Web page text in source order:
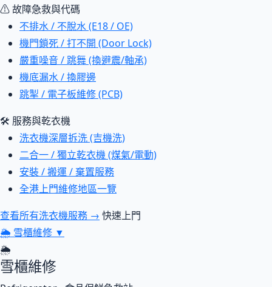
⚠ 故障急救與代碼
不排水 / 不脫水 (E18 / OE)
機門鎖死 / 打不開 (Door Lock)
嚴重噪音 / 跳舞 (換避震/軸承)
機底漏水 / 換膠邊
跳掣 / 電子板維修 (PCB)
🛠 服務與乾衣機
洗衣機深層拆洗 (吉機洗)
二合一 / 獨立乾衣機 (煤氣/電動)
安裝 / 搬運 / 棄置服務
全港上門維修地區一覽
查看所有洗衣機服務 → 快速上門
🌦 雪櫃維修 ▼
🌦
雪櫃維修